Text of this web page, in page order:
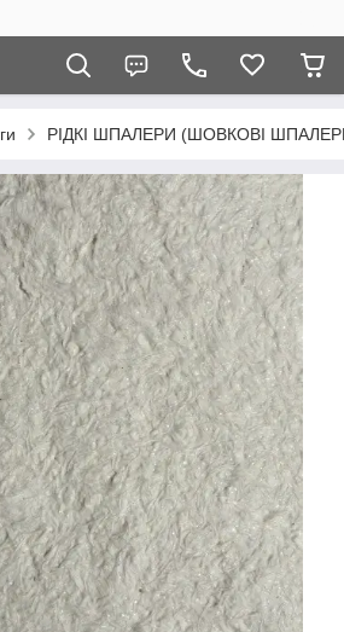
РІДКІ ШПАЛЕРИ (ШОВКОВІ